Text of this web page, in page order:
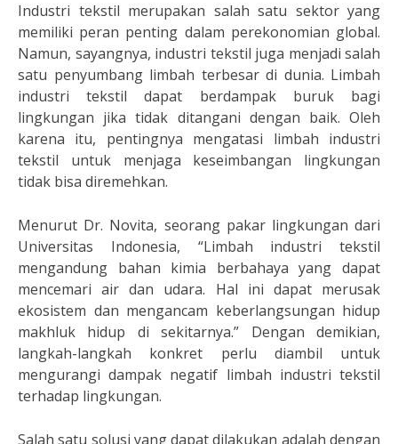
Industri tekstil merupakan salah satu sektor yang
memiliki peran penting dalam perekonomian global.
Namun, sayangnya, industri tekstil juga menjadi salah
satu penyumbang limbah terbesar di dunia. Limbah
industri tekstil dapat berdampak buruk bagi
lingkungan jika tidak ditangani dengan baik. Oleh
karena itu, pentingnya mengatasi limbah industri
tekstil untuk menjaga keseimbangan lingkungan
tidak bisa diremehkan.
Menurut Dr. Novita, seorang pakar lingkungan dari
Universitas Indonesia, “Limbah industri tekstil
mengandung bahan kimia berbahaya yang dapat
mencemari air dan udara. Hal ini dapat merusak
ekosistem dan mengancam keberlangsungan hidup
makhluk hidup di sekitarnya.” Dengan demikian,
langkah-langkah konkret perlu diambil untuk
mengurangi dampak negatif limbah industri tekstil
terhadap lingkungan.
Salah satu solusi yang dapat dilakukan adalah dengan